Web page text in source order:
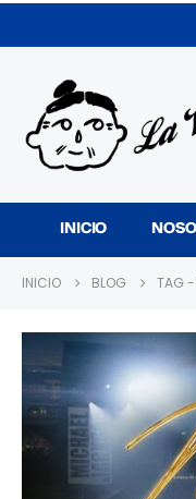
INICIO
INICIO BLOG TAG -